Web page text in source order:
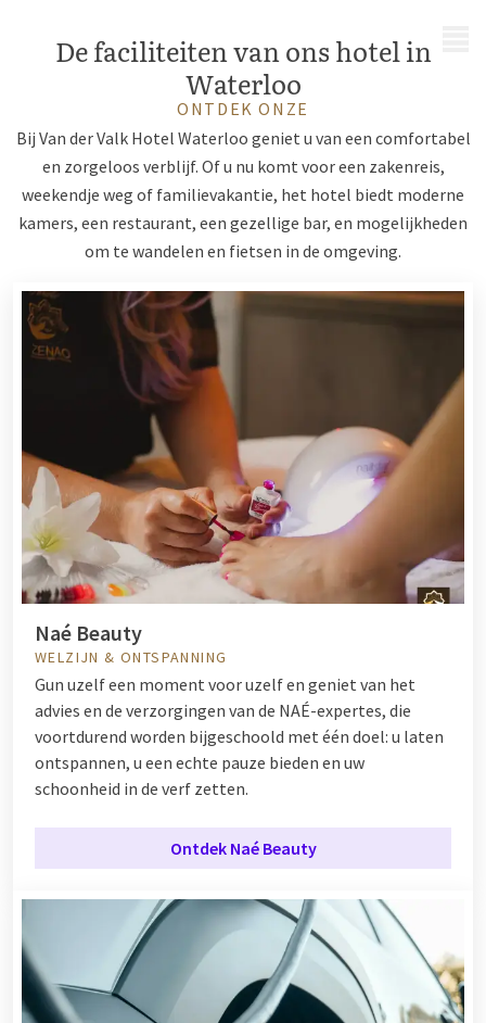
De faciliteiten van ons hotel in
Waterloo
ONTDEK ONZE
Bij Van der Valk Hotel Waterloo geniet u van een comfortabel
en zorgeloos verblijf. Of u nu komt voor een zakenreis,
weekendje weg of familievakantie, het hotel biedt moderne
kamers, een restaurant, een gezellige bar, en mogelijkheden
om te wandelen en fietsen in de omgeving.
Naé Beauty
WELZIJN & ONTSPANNING
Gun uzelf een moment voor uzelf en geniet van het
advies en de verzorgingen van de NAÉ-expertes, die
voortdurend worden bijgeschoold met één doel: u laten
ontspannen, u een echte pauze bieden en uw
schoonheid in de verf zetten.
Ontdek Naé Beauty